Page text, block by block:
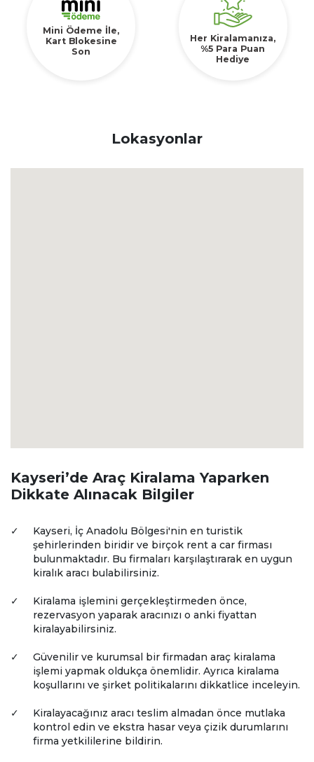
Mini Ödeme İle,
Kart Blokesine
Son
Her Kiralamanıza,
%5 Para Puan
Hediye
Lokasyonlar
Kayseri’de Araç Kiralama Yaparken
Dikkate Alınacak Bilgiler
✓
Kayseri, İç Anadolu Bölgesi'nin en turistik
şehirlerinden biridir ve birçok rent a car firması
bulunmaktadır. Bu firmaları karşılaştırarak en uygun
kiralık aracı bulabilirsiniz.
✓
Kiralama işlemini gerçekleştirmeden önce,
rezervasyon yaparak aracınızı o anki fiyattan
kiralayabilirsiniz.
✓
Güvenilir ve kurumsal bir firmadan araç kiralama
işlemi yapmak oldukça önemlidir. Ayrıca kiralama
koşullarını ve şirket politikalarını dikkatlice inceleyin.
✓
Kiralayacağınız aracı teslim almadan önce mutlaka
kontrol edin ve ekstra hasar veya çizik durumlarını
firma yetkililerine bildirin.